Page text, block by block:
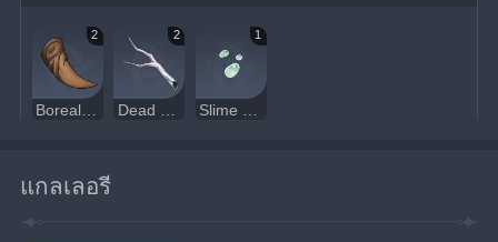
2
Boreal Wolf's Milk Tooth
2
Dead Ley Line Branches
1
Slime Condensate
แกลเลอรี